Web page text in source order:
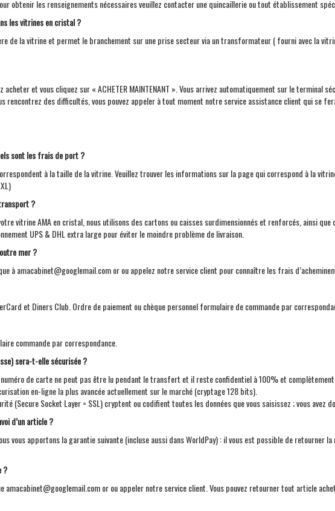
obtenir les renseignements nécessaires veuillez contacter une quincaillerie ou tout établissement
les vitrines en cristal ?
de la vitrine et permet le branchement sur une prise secteur via un transformateur ( fourni avec la
acheter et vous cliquez sur « ACHETER MAINTENANT ». Vous arrivez automatiquement sur le terminal
des difficultés, vous pouvez appeler à tout moment notre service assistance client qui se
sont les frais de port ?
à la taille de la vitrine. Veuillez trouver les informations sur la page qui correspond à la
?
vitrineAMAen cristal, nous utilisons des cartons ou caisses surdimensionnés et renforcés, ainsi
UPS & DHL extra large pour éviter le moindre problème de livraison.
mer ?
à amacabinet@googlemail.com or ou appelez notre service client pour connaître les frais
et Diners Club. Ordre de paiement ou chèque personnel formulaire de commande par
commande par correspondance.
sera-t-elle sécurisée ?
de carte ne peut pas être lu pendant le transfert et il reste confidentiel à 100% et complètement
en-ligne la plus avancée actuellement sur le marché (cryptage 128 bits).
(Secure Socket Layer = SSL) cryptent ou codifient toutes les données que vous saisissez ; vous avez
d’un article ?
vous apportons la garantie suivante (incluse aussi dans WorldPay) : il vous est possible de retourner
?
amacabinet@googlemail.com or ou appeler notre service client. Vous pouvez retourner tout article